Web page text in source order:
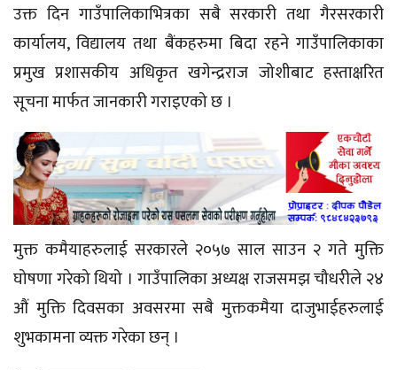
उक्त दिन गाउँपालिकाभित्रका सबै सरकारी तथा गैरसरकारी
कार्यालय, विद्यालय तथा बैंकहरुमाबिदा रहने गाउँपालिकाका
प्रमुख प्रशासकीय अधिकृत खगेन्द्रराज जोशीबाट हस्ताक्षरित
सूचना मार्फत जानकारी गराइएको छ ।
मुक्त कमैयाहरुलाई सरकारले २०५७ साल साउन २ गते मुक्ति
घोषणा गरेको थियो । गाउँपालिका अध्यक्षराजसमझचौधरीले २४
औं मुक्ति दिवसका अवसरमा सबै मुक्तकमैया दाजुभाईहरुलाई
शुभकामना व्यक्त गरेका छन् ।